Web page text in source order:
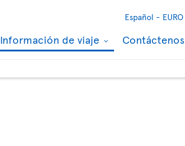
Español - EURO
Información de viaje Contáctenos